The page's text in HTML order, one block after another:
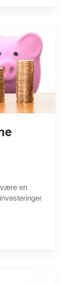
være en